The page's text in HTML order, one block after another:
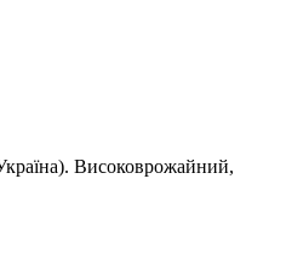
Високоврожайний,